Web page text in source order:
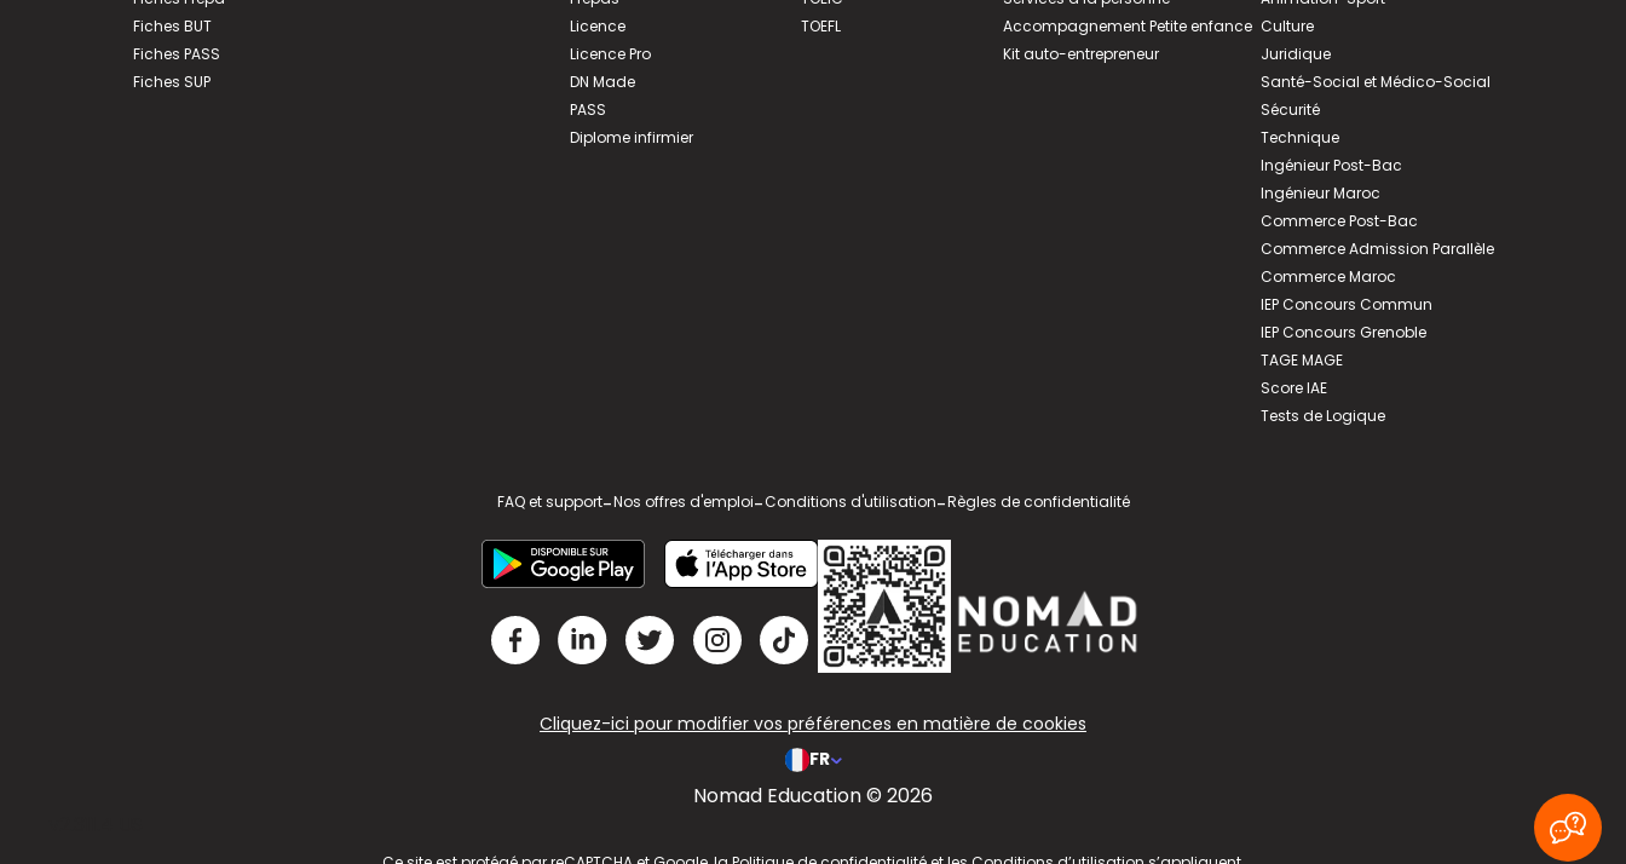
Fiches BUT
Fiches PASS
Fiches SUP
Licence
Licence Pro
DN Made
PASS
Diplome infirmier
TOEFL
Accompagnement Petite enfance
Kit auto-entrepreneur
Culture
Juridique
Santé-Social et Médico-Social
Sécurité
Technique
Ingénieur Post-Bac
Ingénieur Maroc
Commerce Post-Bac
Commerce Admission Parallèle
Commerce Maroc
IEP Concours Commun
IEP Concours Grenoble
TAGE MAGE
Score IAE
Tests de Logique
FAQ et support-Nos offres d'emploi-Conditions d'utilisation-Règles de confidentialité
Cliquez-ici pour modifier vos préférences en matière de cookies
FR
Nomad Education © 2026